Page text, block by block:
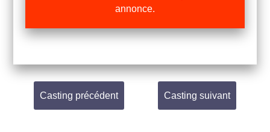
annonce.
Casting précédent Casting suivant